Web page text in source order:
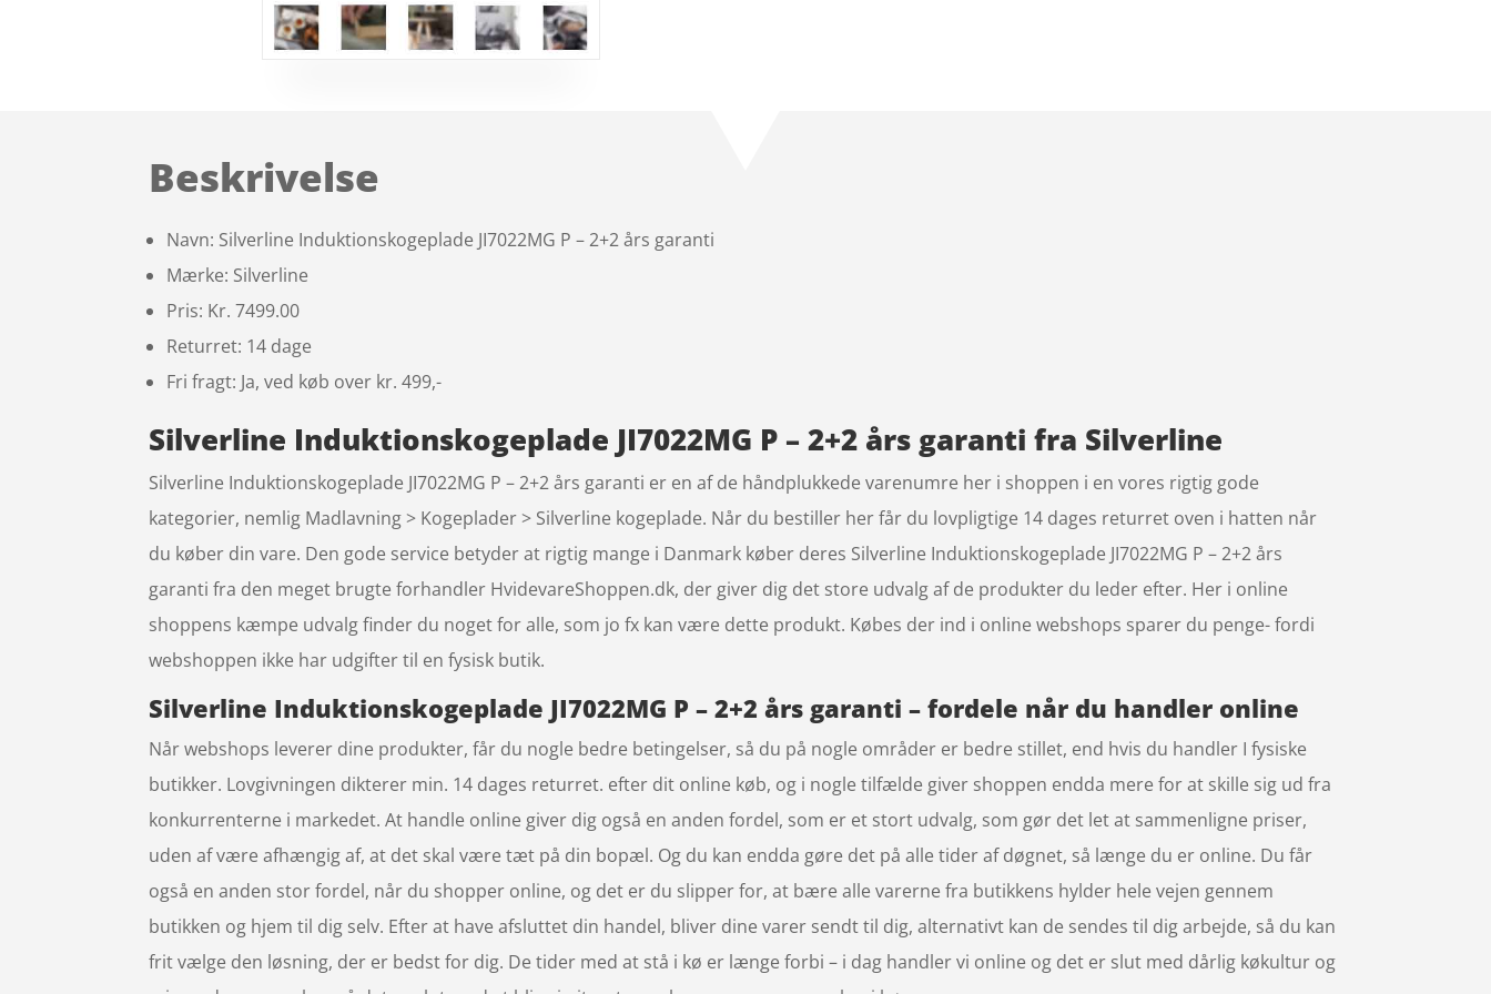
Beskrivelse
Navn: Silverline Induktionskogeplade JI7022MG P – 2+2 års garanti
Mærke: Silverline
Pris: Kr. 7499.00
Returret: 14 dage
Fri fragt: Ja, ved køb over kr. 499,-
Silverline Induktionskogeplade JI7022MG P – 2+2 års garanti fra Silverline
Silverline Induktionskogeplade JI7022MG P – 2+2 års garanti er en af de håndplukkede varenumre her i shoppen i en vores rigtig gode
kategorier, nemlig Madlavning > Kogeplader > Silverline kogeplade. Når du bestiller her får du lovpligtige 14 dages returret oven i hatten når
du køber din vare. Den gode service betyder at rigtig mange i Danmark køber deres Silverline Induktionskogeplade JI7022MG P – 2+2 års
garanti fra den meget brugte forhandler HvidevareShoppen.dk, der giver dig det store udvalg af de produkter du leder efter. Her i online
shoppens kæmpe udvalg finder du noget for alle, som jo fx kan være dette produkt. Købes der ind i online webshops sparer du penge- fordi
webshoppen ikke har udgifter til en fysisk butik.
Silverline Induktionskogeplade JI7022MG P – 2+2 års garanti – fordele når du handler online
Når webshops leverer dine produkter, får du nogle bedre betingelser, så du på nogle områder er bedre stillet, end hvis du handler I fysiske
butikker. Lovgivningen dikterer min. 14 dages returret. efter dit online køb, og i nogle tilfælde giver shoppen endda mere for at skille sig ud fra
konkurrenterne i markedet. At handle online giver dig også en anden fordel, som er et stort udvalg, som gør det let at sammenligne priser,
uden af være afhængig af, at det skal være tæt på din bopæl. Og du kan endda gøre det på alle tider af døgnet, så længe du er online. Du får
også en anden stor fordel, når du shopper online, og det er du slipper for, at bære alle varerne fra butikkens hylder hele vejen gennem
butikken og hjem til dig selv. Efter at have afsluttet din handel, bliver dine varer sendt til dig, alternativt kan de sendes til dig arbejde, så du kan
frit vælge den løsning, der er bedst for dig. De tider med at stå i kø er længe forbi – i dag handler vi online og det er slut med dårlig køkultur og